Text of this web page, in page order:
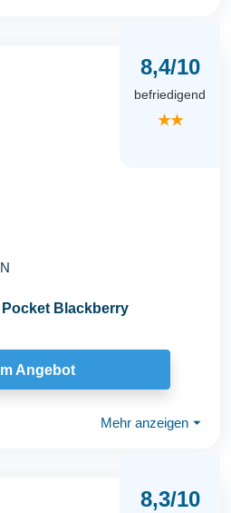
8,4/10
befriedigend
★★
Blackberry
Angebot
Mehr anzeigen ⏷
8,3/10